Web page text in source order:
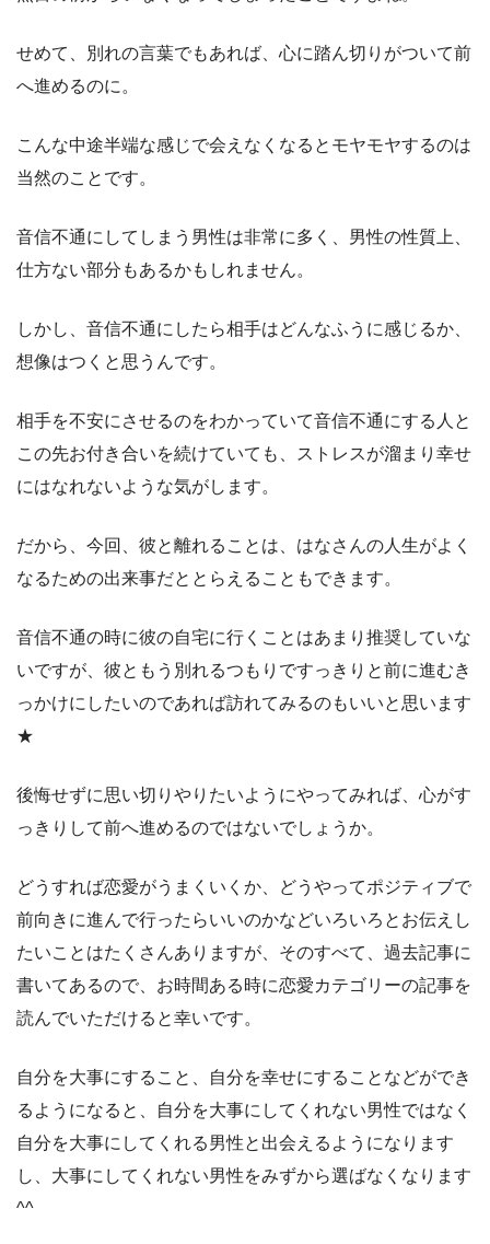
せめて、別れの言葉でもあれば、心に踏ん切りがついて前
へ進めるのに。
こんな中途半端な感じで会えなくなるとモヤモヤするのは
当然のことです。
音信不通にしてしまう男性は非常に多く、男性の性質上、
仕方ない部分もあるかもしれません。
しかし、音信不通にしたら相手はどんなふうに感じるか、
想像はつくと思うんです。
相手を不安にさせるのをわかっていて音信不通にする人と
この先お付き合いを続けていても、ストレスが溜まり幸せ
にはなれないような気がします。
だから、今回、彼と離れることは、はなさんの人生がよく
なるための出来事だととらえることもできます。
音信不通の時に彼の自宅に行くことはあまり推奨していな
いですが、彼ともう別れるつもりですっきりと前に進むき
っかけにしたいのであれば訪れてみるのもいいと思います
★
後悔せずに思い切りやりたいようにやってみれば、心がす
っきりして前へ進めるのではないでしょうか。
どうすれば恋愛がうまくいくか、どうやってポジティブで
前向きに進んで行ったらいいのかなどいろいろとお伝えし
たいことはたくさんありますが、そのすべて、過去記事に
書いてあるので、お時間ある時に恋愛カテゴリーの記事を
読んでいただけると幸いです。
自分を大事にすること、自分を幸せにすることなどができ
るようになると、自分を大事にしてくれない男性ではなく
自分を大事にしてくれる男性と出会えるようになります
し、大事にしてくれない男性をみずから選ばなくなります
^^